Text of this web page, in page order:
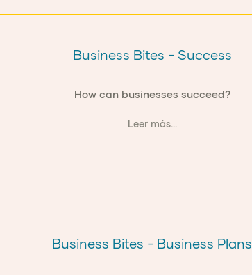
Business Bites - Success
How can businesses succeed?
Leer más...
Business Bites - Business Plans